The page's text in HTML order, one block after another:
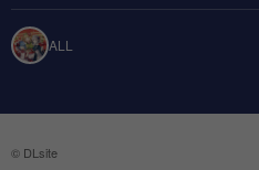
ALL
© DLsite